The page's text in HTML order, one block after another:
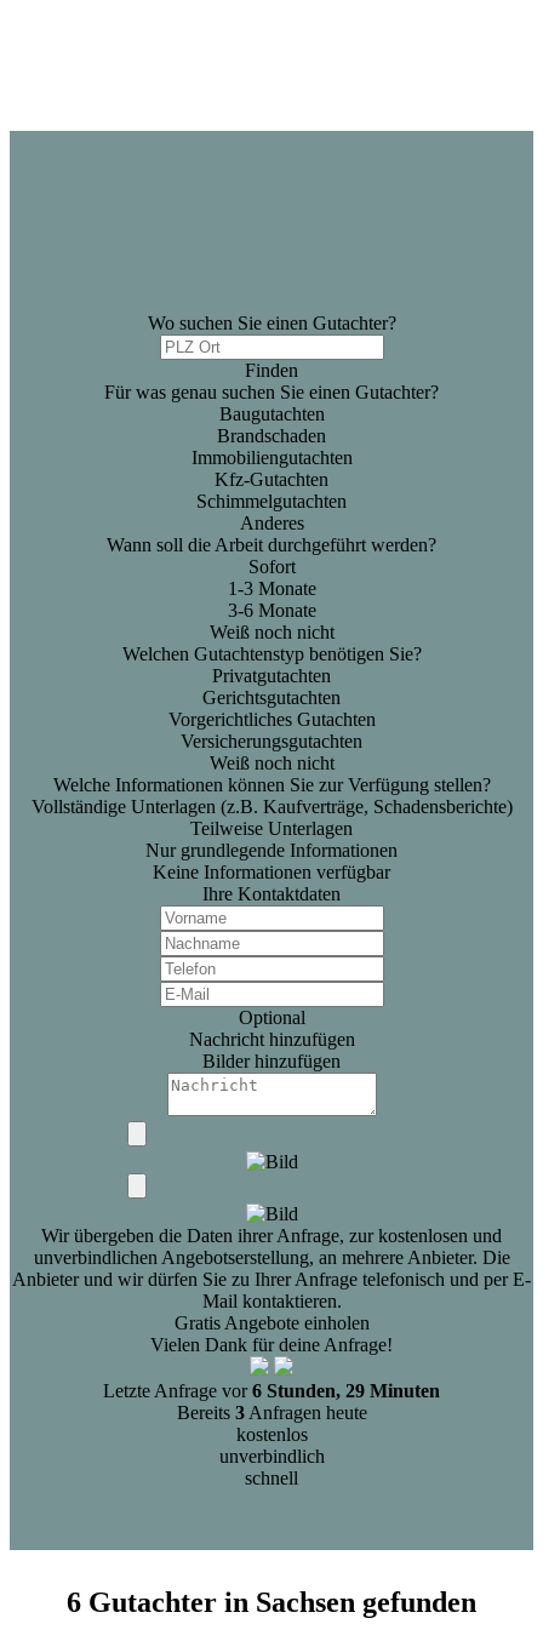
Wo suchen Sie einen Gutachter?
Finden
Für was genau suchen Sie einen Gutachter?
Baugutachten
Brandschaden
Immobiliengutachten
Kfz-Gutachten
Schimmelgutachten
Anderes
Wann soll die Arbeit durchgeführt werden?
Sofort
1-3 Monate
3-6 Monate
Weiß noch nicht
Welchen Gutachtenstyp benötigen Sie?
Privatgutachten
Gerichtsgutachten
Vorgerichtliches Gutachten
Versicherungsgutachten
Weiß noch nicht
Welche Informationen können Sie zur Verfügung stellen?
Vollständige Unterlagen (z.B. Kaufverträge, Schadensberichte)
Teilweise Unterlagen
Nur grundlegende Informationen
Keine Informationen verfügbar
Ihre Kontaktdaten
Optional
Nachricht hinzufügen
Bilder hinzufügen
Wir übergeben die Daten ihrer Anfrage, zur kostenlosen und
unverbindlichen Angebotserstellung, an mehrere Anbieter. Die
Anbieter und wir dürfen Sie zu Ihrer Anfrage telefonisch und per E-
Mail kontaktieren.
Gratis Angebote einholen
Vielen Dank für deine Anfrage!
Letzte Anfrage vor6 Stunden, 29 Minuten
Bereits 3Anfragen heute
kostenlos
unverbindlich
schnell
6 Gutachter in Sachsen gefunden